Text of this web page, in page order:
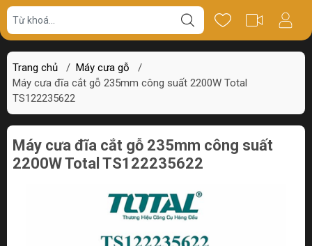
Trang chủ / Máy cưa gỗ
/
Máy cưa đĩa cắt gỗ 235mm công suất 2200W Total
TS122235622
Giá bán Thông số Review
Máy cưa đĩa cắt gỗ 235mm công suất
2200W Total TS122235622